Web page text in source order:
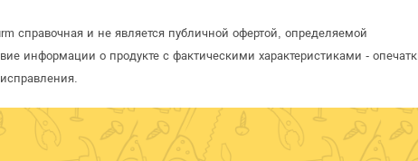
справочная и не является публичной офертой, определяемой
информации о продукте с фактическими характеристиками -